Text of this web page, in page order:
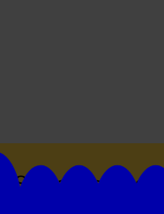
Suivez toutes